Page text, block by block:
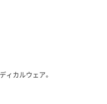
ィカルウェア。